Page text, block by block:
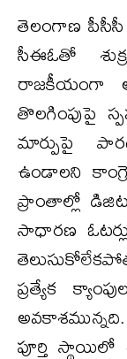
తెలంగాణ పీసీసీ
సీఈఓతో
రాజకీయంగా
తొలగింపుపై
మార్పుపై
ఉండాలని
ప్రాంతాల్లో
సాధారణ
ప్రత్యేక
పూర్తి